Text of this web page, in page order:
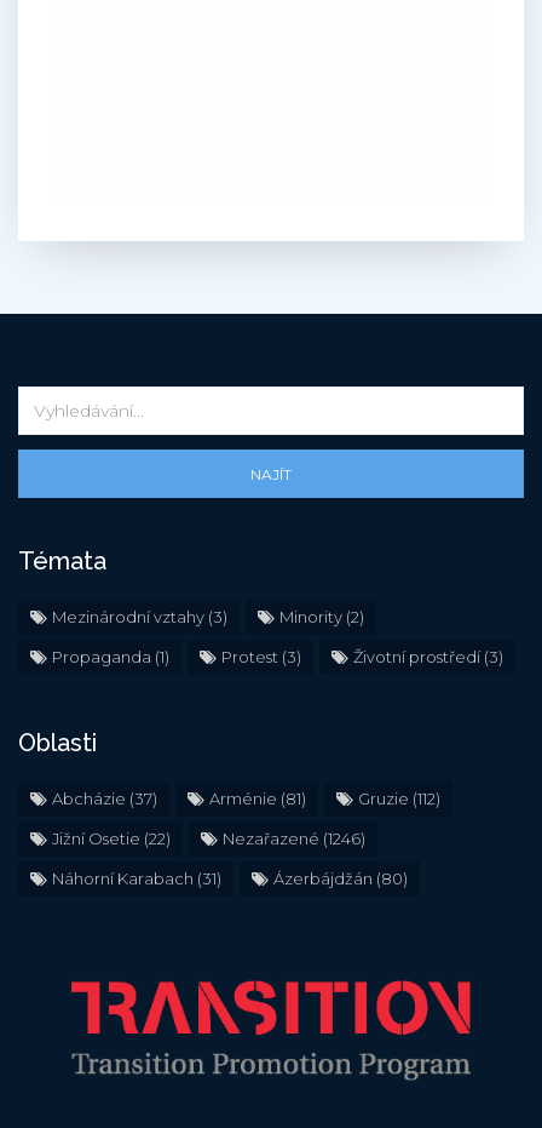
NAJÍT
Témata
Mezinárodní vztahy (3) Minority (2)
Propaganda (1) Protest (3) Životní prostředí(3)
Oblasti
Abcházie (37) Arménie (81) Gruzie (112)
Jižní Osetie (22) Nezařazené (1246)
Náhorní Karabach (31) Ázerbájdžán (80)